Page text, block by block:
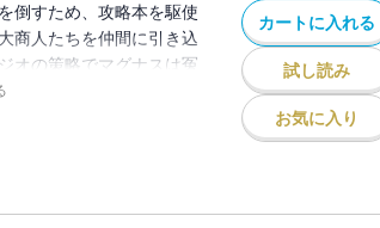
倒すため、攻略本を駆使
商人たちを仲間に引き込
オの策略でマグナスは冤
、敵の正体を突き止め
カートに入れる
試し読み
お気に入り